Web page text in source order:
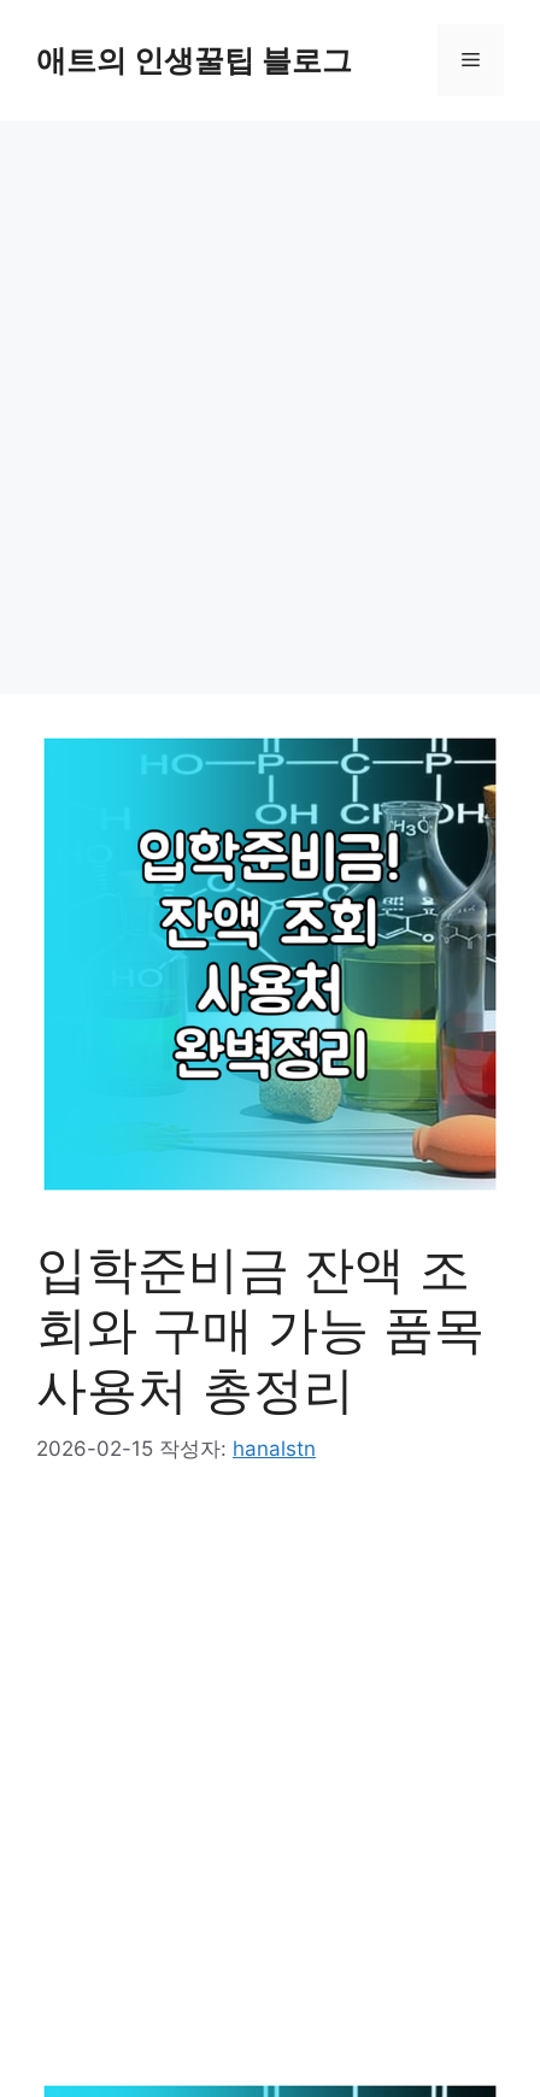
애트의 인생꿀팁 블로그 메
입학준비금 잔액 조
회와 구매 가능 품목
사용처 총정리
2026-02-15 작성자: hanalstn